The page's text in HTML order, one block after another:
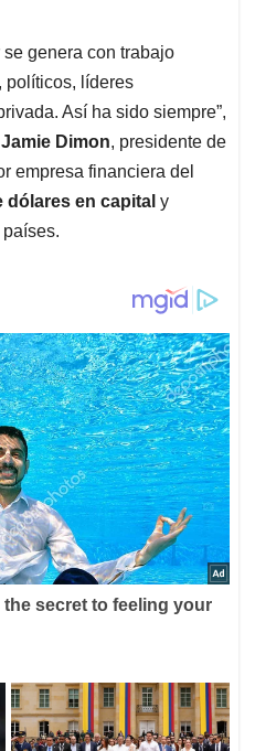
genera con trabajo
políticos, líderes
Así ha sido siempre”,
Jamie Dimon, presidente de
empresa financiera del
dólares en capital y